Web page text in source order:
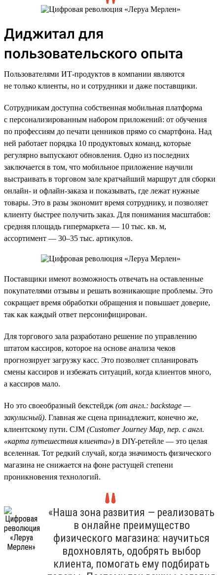
Диджитал для
пользовательского опыта
Пользователями ИТ-продуктов в компании являются
не только клиенты, но и сотрудники и даже поставщики.
Сотрудникам доступна собственная мобильная платформа
с персонализированным набором приложений: от обучения
по профессиям до печати ценников прямо со смартфона. Над
ней работает порядка 10 продуктовых команд, которые
регулярно выпускают обновления. Одно из последних
заключается в том, что мобильное приложение научили
выстраивать в торговом зале кратчайший маршрут для сборки
онлайн- и офлайн-заказа и показывать, где лежат нужные
товары. Это в разы экономит время сотруднику, и позволяет
клиенту быстрее получить заказ. Для понимания масштабов:
средняя площадь гипермаркета — 10 тыс. кв. м,
ассортимент — 30–35 тыс. артикулов.
Поставщики имеют возможность отвечать на оставленные
покупателями отзывы и решать возникающие проблемы. Это
сокращает время обработки обращения и повышает доверие,
так как каждый ответ персонифицирован.
Для торгового зала разработано решение по управлению
штатом кассиров, которое на основе анализа чеков
прогнозирует загрузку касс. Это позволяет спланировать
смены кассиров и избежать ситуаций, когда клиентов много,
а кассиров мало.
Но это своеобразный бекстейдж (от англ.: backstage —
закулисный). Главная же сцена принадлежит, конечно же,
клиентскому пути. CJM (Customer Journey Map, пер. с англ.
«карта путешествия клиента») в DIY-ретейле — это целая
вселенная. Тот редкий случай, когда значимость физического
магазина не снижается на фоне растущей степени
проникновения технологий.
«Наша зона развития — реализовать
в онлайне преимущество
физического магазина: научиться
вдохновлять, одобрять выбор
клиента, помогать ему подбирать